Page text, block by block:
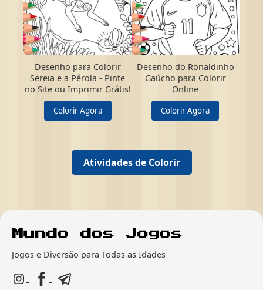
Desenho para Colorir
Sereia e a Pérola - Pinte
no Site ou Imprimir Grátis!
Colorir Agora
Desenho do Ronaldinho
Gaúcho para Colorir
Online
Colorir Agora
Atividades de Colorir
Jogos e Diversão para Todas as Idades